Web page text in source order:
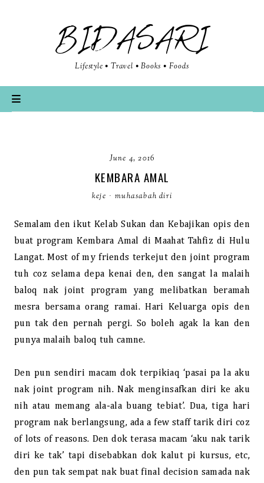
BIDASARI
Lifestyle • Travel • Books • Foods
June 4, 2016
KEMBARA AMAL
keje · muhasabah diri
Semalam den ikut Kelab Sukan dan Kebajikan opis den
buat program Kembara Amal di Maahat Tahfiz di Hulu
Langat. Most of my friends terkejut den joint program
tuh coz selama depa kenai den, den sangat la malaih
baloq nak joint program yang melibatkan beramah
mesra bersama orang ramai. Hari Keluarga opis den
pun tak den pernah pergi. So boleh agak la kan den
punya malaih baloq tuh camne.
Den pun sendiri macam dok terpikiaq ‘pasai pa la aku
nak joint program nih. Nak menginsafkan diri ke aku
nih atau memang ala-ala buang tebiat’. Dua, tiga hari
program nak berlangsung, ada a few staff tarik diri coz
of lots of reasons. Den dok terasa macam ‘aku nak tarik
diri ke tak’ tapi disebabkan dok kalut pi kursus, etc,
den pun tak sempat nak buat final decision samada nak